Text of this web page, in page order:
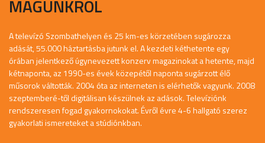
MAGUNKRÓL
A televízó Szombathelyen és 25 km-es körzetében sugározza
adását, 55.000 háztartásba jutunk el. A kezdeti kéthetente egy
órában jelentkező úgynevezett konzerv magazinokat a hetente, majd
kétnaponta, az 1990-es évek közepétől naponta sugárzott élő
műsorok váltották. 2004 óta az interneten is elérhetők vagyunk. 2008
szeptemberé-től digitálisan készülnek az adások. Televíziónk
rendszeresen fogad gyakornokokat. Évről évre 4-6 hallgató szerez
gyakorlati ismereteket a stúdiónkban.